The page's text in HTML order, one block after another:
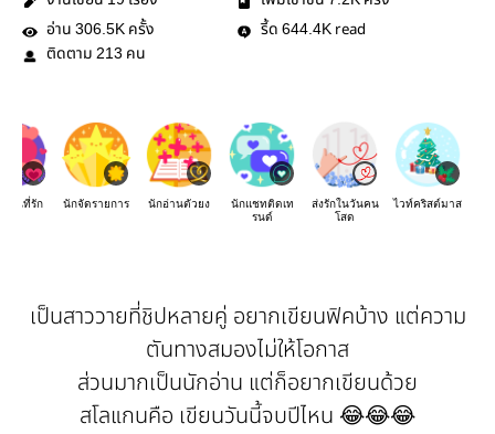
อ่าน 306.5K ครั้ง รี้ด 644.4K read
ติดตาม 213 คน
ขียนที่รัก นักจัดรายการ นักอ่านตัวยง
นักแชทติดเท
รนด์
ส่งรักในวันคน
โสด
ไวท์คริสต์มาส
เป็นสาววายที่ชิปหลายคู่ อยากเขียนฟิคบ้าง แต่ความ
ตันทางสมองไม่ให้โอกาส
ส่วนมากเป็นนักอ่าน แต่ก็อยากเขียนด้วย
สโลแกนคือ เขียนวันนี้จบปีไหน 😂😂😂